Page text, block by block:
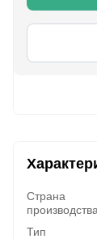
Страна
производства
Тип